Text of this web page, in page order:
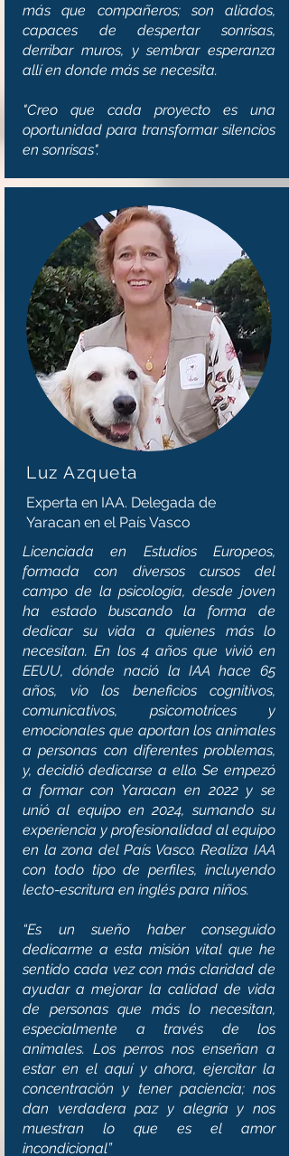
más que compañeros; son aliados,
capaces de despertar sonrisas,
derribar muros, y sembrar esperanza
allí en donde más se necesita.
"Creo que cada proyecto es una
oportunidad para transformar silencios
en sonrisas".
Luz Azqueta
Experta en IAA. Delegada de
Yaracan en el País Vasco
Licenciada en Estudios Europeos,
formada con diversos cursos del
campo de la psicología, desde joven
ha estado buscando la forma de
dedicar su vida a quienes más lo
necesitan. En los 4 años que vivió en
EEUU, dónde nació la IAA hace 65
años, vio los beneficios cognitivos,
comunicativos, psicomotrices y
emocionales que aportan los animales
a personas con diferentes problemas,
y, decidió dedicarse a ello. Se empezó
a formar con Yaracan en 2022 y se
unió al equipo en 2024, sumando su
experiencia y profesionalidad al equipo
en la zona del País Vasco. Realiza IAA
con todo tipo de perfiles, incluyendo
lecto-escritura en inglés para niños.
“Es un sueño haber conseguido
dedicarme a esta misión vital que he
sentido cada vez con más claridad de
ayudar a mejorar la calidad de vida
de personas que más lo necesitan,
especialmente a través de los
animales. Los perros nos enseñan a
estar en el aquí y ahora, ejercitar la
concentración y tener paciencia; nos
dan verdadera paz y alegría y nos
muestran lo que es el amor
incondicional”